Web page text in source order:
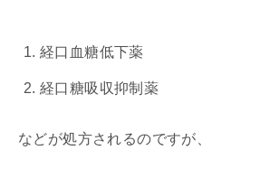
経口血糖低下薬
経口糖吸収抑制薬
などが処方されるのですが、